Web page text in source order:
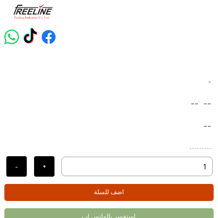
-
--
--
--
+
-
اضف للسلة